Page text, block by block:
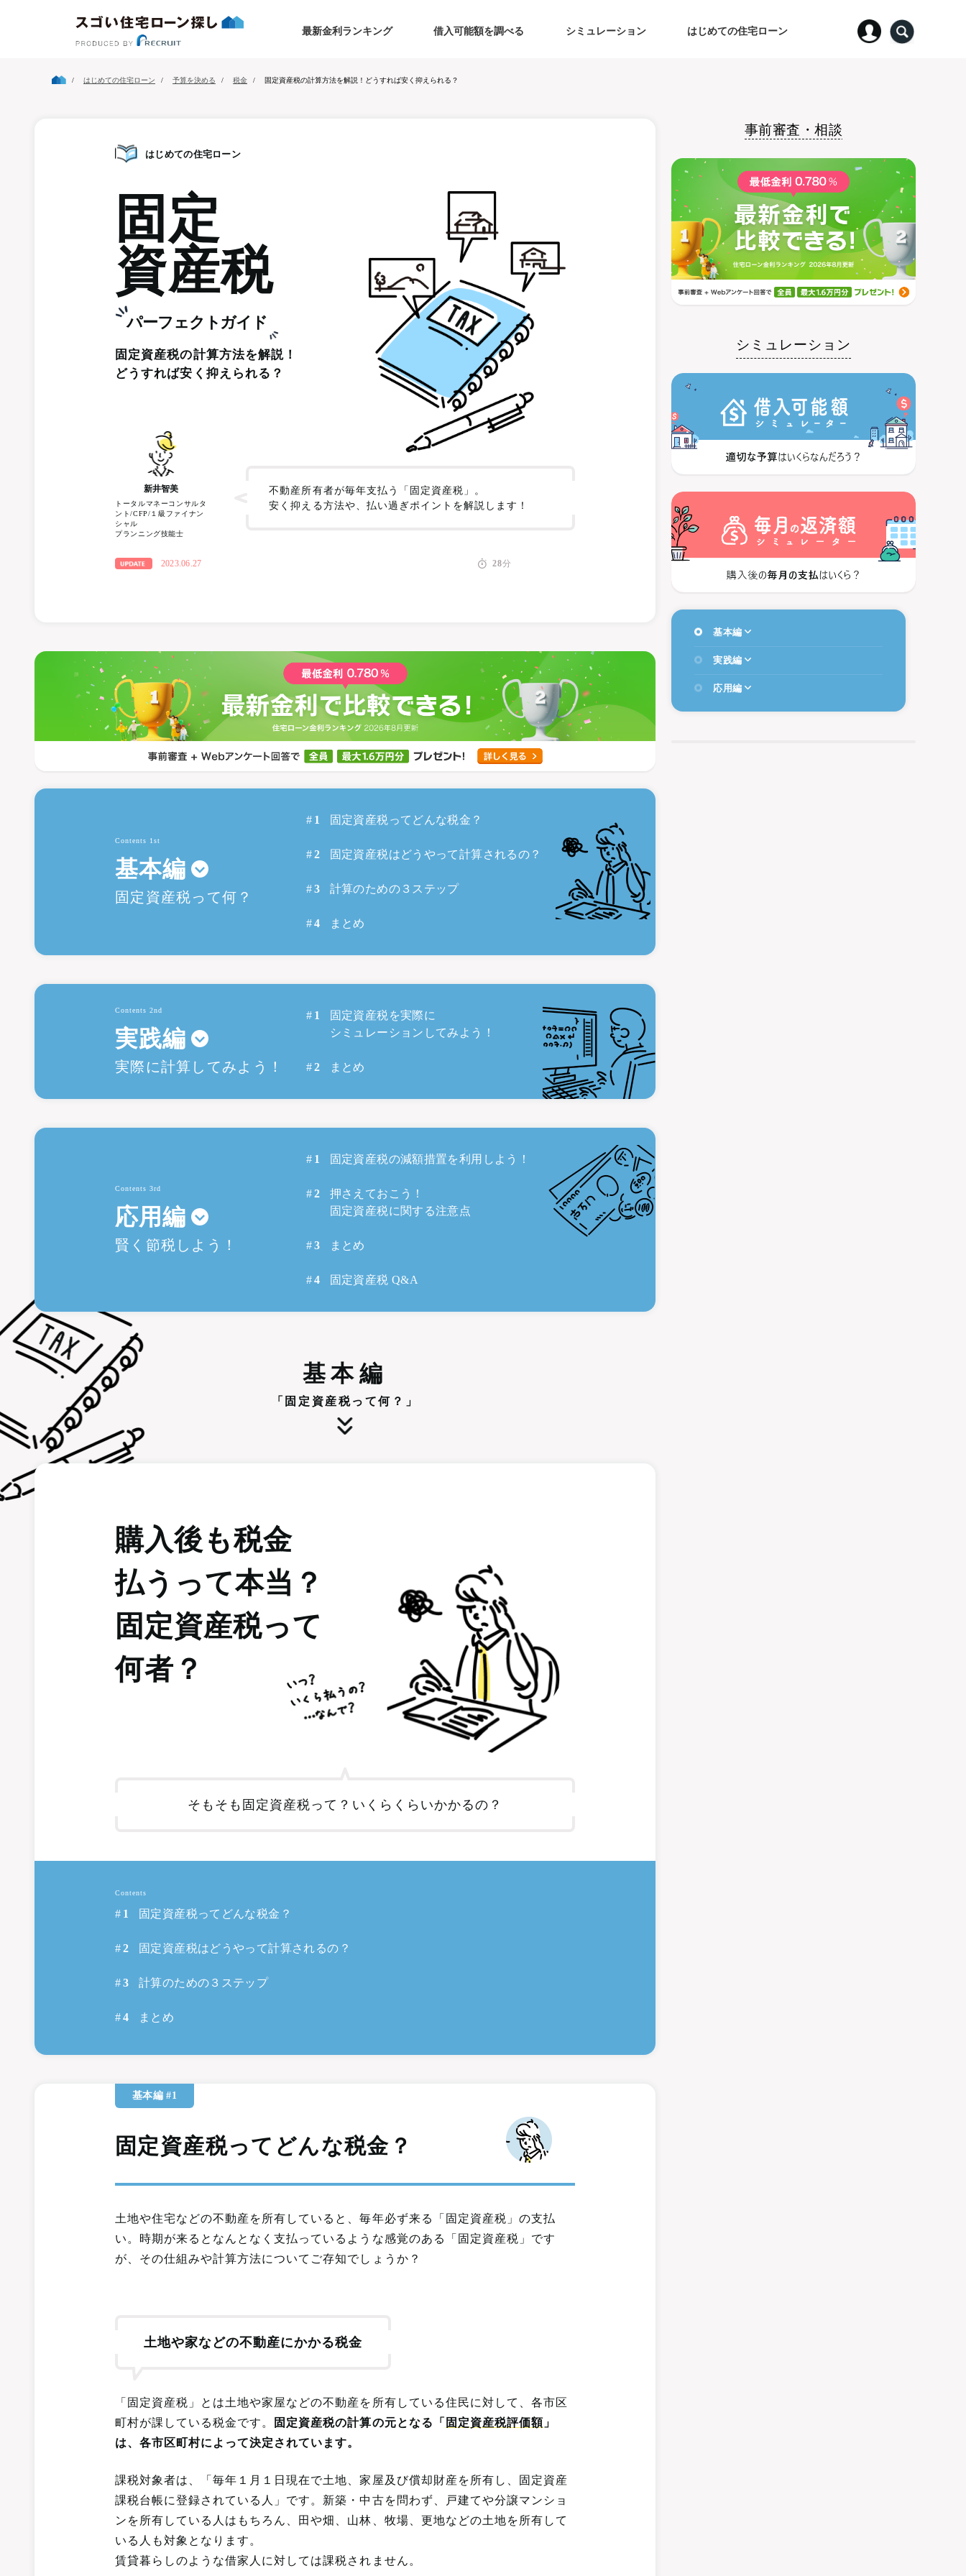
最新金利ランキング 借入可能額を調べる シミュレーション はじめての住宅ローン
はじめての住宅ローン 予算を決める 税金 固定資産税の計算方法を解説！どうすれば安く抑えられる？
はじめての住宅ローン
固定
資産税
パーフェクトガイド
固定資産税の計算方法を解説！
どうすれば安く抑えられる？
新井智美
トータルマネーコンサルタ
ント/CFP/１級ファイナン
シャル
プランニング技能士
不動産所有者が毎年支払う「固定資産税」。
安く抑える方法や、払い過ぎポイントを解説します！
2023.06.27 28分
Contents 1st
基本編
固定資産税って何？
固定資産税ってどんな税金？
固定資産税はどうやって計算されるの？
計算のための３ステップ
まとめ
Contents 2nd
実践編
実際に計算してみよう！
固定資産税を実際に
シミュレーションしてみよう！
まとめ
Contents 3rd
応用編
賢く節税しよう！
固定資産税の減額措置を利用しよう！
押さえておこう！
固定資産税に関する注意点
まとめ
固定資産税 Q&A
基本編
「固定資産税って何？」
購入後も税金
払うって本当？
固定資産税って
何者？
そもそも固定資産税って？いくらくらいかかるの？
Contents
固定資産税ってどんな税金？
固定資産税はどうやって計算されるの？
計算のための３ステップ
まとめ
基本編 #1
固定資産税って どんな税金？
土地や住宅などの不動産を所有していると、毎年必ず来る「固定資産税」の支払
い。時期が来るとなんとなく支払っているような感覚のある「固定資産税」です
が、その仕組みや計算方法についてご存知でしょうか？
土地や家などの不動産にかかる税金
「固定資産税」とは土地や家屋などの不動産を所有している住民に対して、各市区
町村が課している税金です。
固定資産税の計算の元となる「 固定資産税評価額」
は、各市区町村によって決定されています。
課税対象者は、「毎年１月１日現在で土地、家屋及び償却財産を所有し、固定資産
課税台帳に登録されている人」です。新築・中古を問わず、戸建てや分譲マンショ
ンを所有している人はもちろん、田や畑、山林、牧場、更地などの土地を所有して
いる人も対象となります。
賃貸暮らしのような借家人に対しては課税されません。
事前審査・相談
シミュレーション
基本編
実践編
応用編